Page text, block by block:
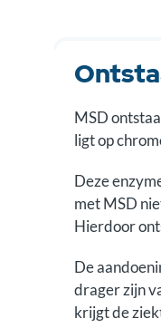
MSD
ligt op
Deze
met MSD
Hierdoor
De
drager zijn
krijgt de